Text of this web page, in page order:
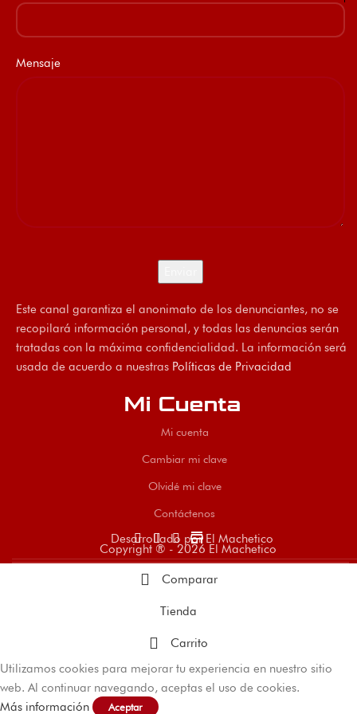
Mensaje
Este canal garantiza el anonimato de los denunciantes, no se
recopilará información personal, y todas las denuncias serán
tratadas con la máxima confidencialidad. La información será
usada de acuerdo a nuestras Políticas de Privacidad
Mi Cuenta
Mi cuenta
Cambiar mi clave
Olvidé mi clave
Contáctenos
store
Desarrollado por El Machetico
Copyright ® - 2026 El Machetico
Comparar
Tienda
Carrito
Utilizamos cookies para mejorar tu experiencia en nuestro sitio
web. Al continuar navegando, aceptas el uso de cookies.
Más información
Aceptar